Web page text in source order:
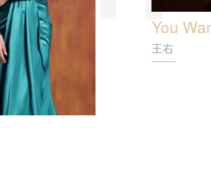
You
王右